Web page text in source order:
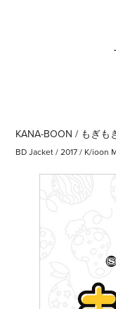
KANA-BOON / もぎも
BD Jacket / 2017 / K/ioon